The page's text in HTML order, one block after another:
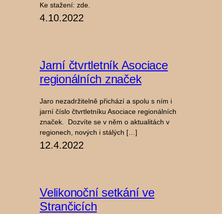
Ke stažení: zde.
4.10.2022
Jarní čtvrtletník Asociace
regionálních značek
Jaro nezadržitelně přichází a spolu s ním i
jarní číslo čtvrtletníku Asociace regionálních
značek. Dozvíte se v něm o aktualitách v
regionech, nových i stálých […]
12.4.2022
Velikonoční setkání ve
Strančicích